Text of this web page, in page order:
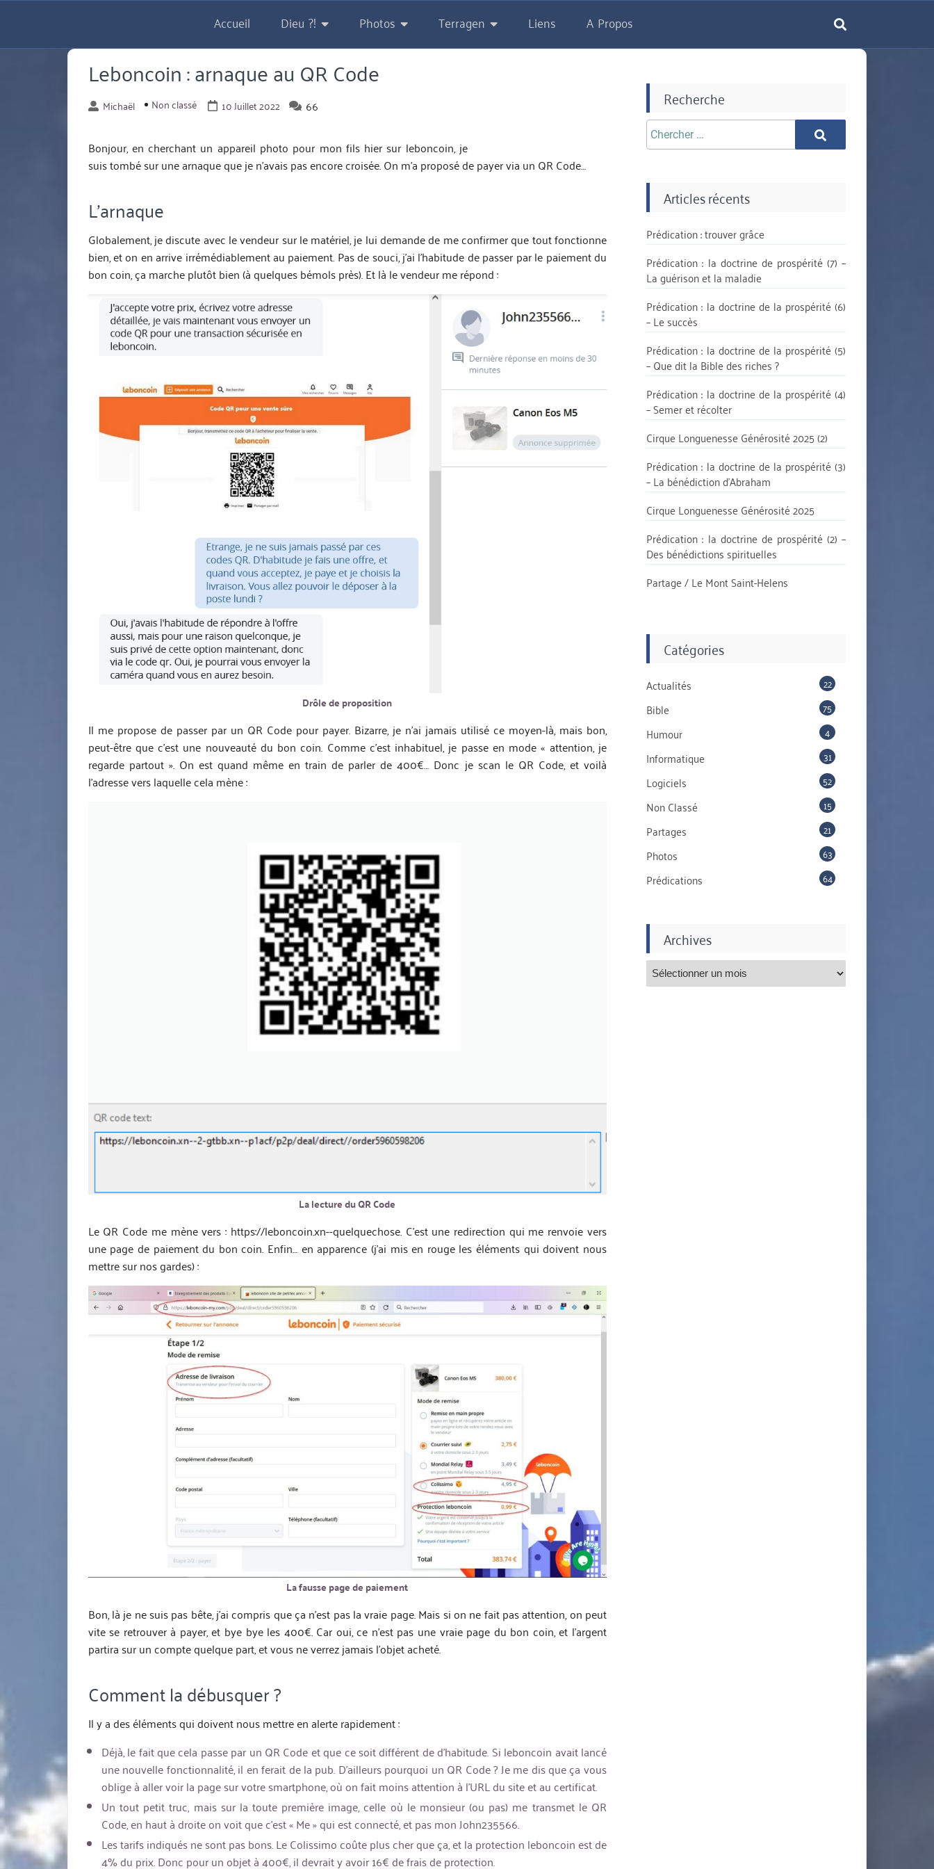
au
Accueil Dieu ?! Photos Terragen Liens A Propos
Leboncoin : arnaque au QR Code
Michaël Non classé 10 Juillet 2022 66
Bonjour, en cherchant un appareil photo pour mon fils hier sur leboncoin, je
suis tombé sur une arnaque que je n’avais pas encore croisée. On m’a proposé de payer via un QR Code…
L’arnaque
Globalement, je discute avec le vendeur sur le matériel, je lui demande de me confirmer que tout fonctionne
bien, et on en arrive irrémédiablement au paiement. Pas de souci, j’ai l’habitude de passer par le paiement du
bon coin, ça marche plutôt bien (à quelques bémols près). Et là le vendeur me répond :
Drôle de proposition
Il me propose de passer par un QR Code pour payer. Bizarre, je n’ai jamais utilisé ce moyen-là, mais bon,
peut-être que c’est une nouveauté du bon coin. Comme c’est inhabituel, je passe en mode « attention, je
regarde partout ». On est quand même en train de parler de 400€… Donc je scan le QR Code, et voilà
l’adresse vers laquelle cela mène :
La lecture du QR Code
Le QR Code me mène vers : https://leboncoin.xn--quelquechose. C’est une redirection qui me renvoie vers
une page de paiement du bon coin. Enfin… en apparence (j’ai mis en rouge les éléments qui doivent nous
mettre sur nos gardes) :
La fausse page de paiement
Bon, là je ne suis pas bête, j’ai compris que ça n’est pas la vraie page. Mais si on ne fait pas attention, on peut
vite se retrouver à payer, et bye bye les 400€. Car oui, ce n’est pas une vraie page du bon coin, et l’argent
partira sur un compte quelque part, et vous ne verrez jamais l’objet acheté.
Comment la débusquer ?
Il y a des éléments qui doivent nous mettre en alerte rapidement :
Déjà, le fait que cela passe par un QR Code et que ce soit différent de d’habitude. Si leboncoin avait lancé
une nouvelle fonctionnalité, il en ferait de la pub. D’ailleurs pourquoi un QR Code ? Je me dis que ça vous
oblige à aller voir la page sur votre smartphone, où on fait moins attention à l’URL du site et au certificat.
Un tout petit truc, mais sur la toute première image, celle où le monsieur (ou pas) me transmet le QR
Code, en haut à droite on voit que c’est « Me » qui est connecté, et pas mon John235566.
Les tarifs indiqués ne sont pas bons. Le Colissimo coûte plus cher que ça, et la protection leboncoin est de
4% du prix. Donc pour un objet à 400€, il devrait y avoir 16€ de frais de protection.
Recherche
Chercher
aprè:
Chercher
Articles récents
Prédication : trouver grâce
Prédication : la doctrine de prospérité (7) –
La guérison et la maladie
Prédication : la doctrine de la prospérité (6)
– Le succès
Prédication : la doctrine de la prospérité (5)
– Que dit la Bible des riches ?
Prédication : la doctrine de la prospérité (4)
– Semer et récolter
Cirque Longuenesse Générosité 2025 (2)
Prédication : la doctrine de la prospérité (3)
– La bénédiction d’Abraham
Cirque Longuenesse Générosité 2025
Prédication : la doctrine de prospérité (2) –
Des bénédictions spirituelles
Partage / Le Mont Saint-Helens
Catégories
Actualités 22
Bible 75
Humour 4
Informatique 31
Logiciels 52
Non Classé 15
Partages 21
Photos 63
Prédications 64
Archives